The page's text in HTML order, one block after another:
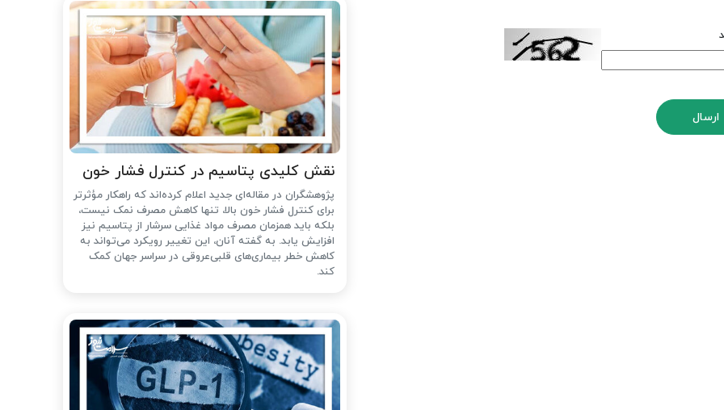
ارسال
نقش کلیدی پتاسیم در کنترل فشار خون
پژوهشگران در مقاله‌ای جدید اعلام کرده‌اند که راهکار مؤثرتر
برای کنترل فشار خون بالا، تنها کاهش مصرف نمک نیست،
بلکه باید همزمان مصرف مواد غذایی سرشار از پتاسیم نیز
افزایش یابد. به گفته آنان، این تغییر رویکرد می‌تواند به
کاهش خطر بیماری‌های قلبی‌عروقی در سراسر جهان کمک
کند.